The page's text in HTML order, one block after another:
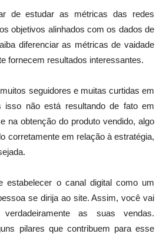
de estudar as métricas das redes
objetivos alinhados com os dados de
diferenciar as métricas de vaidade
fornecem resultados interessantes.
seguidores e muitas curtidas em
isso não está resultando de fato em
na obtenção do produto vendido, algo
corretamente em relação à estratégia,
estabelecer o canal digital como um
se dirija ao site. Assim, você vai
verdadeiramente as suas vendas.
pilares que contribuem para esse